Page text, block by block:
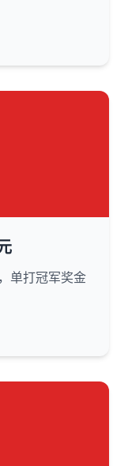
单打冠军奖金